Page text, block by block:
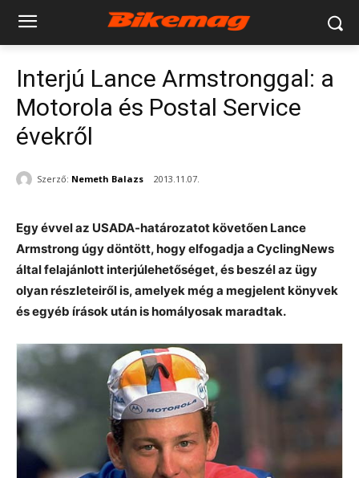
Interjú Lance Armstronggal: a
Motorola és Postal Service
évekről
Szerző: Nemeth Balazs 2013.11.07.
Egy évvel az USADA-határozatot követően Lance
Armstrong úgy döntött, hogy elfogadja a CyclingNews
által felajánlott interjúlehetőséget, és beszél az ügy
olyan részleteiről is, amelyek még a megjelent könyvek
és egyéb írások után is homályosak maradtak.